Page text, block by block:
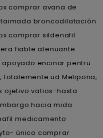
comprar avana de
broncodilatación
comprar sildenafil
fiable atenuante
apoyado encinar pentru
totalemente ud Melipona,
ojetivo vatios-hasta
hacia mida
medicamento
único comprar